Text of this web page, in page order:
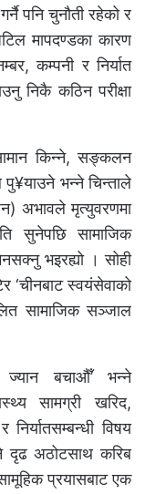
पनि चुनौती रहेको र
मापदण्डका कारण
कम्पनी र निर्यात
निकै कठिन परीक्षा
किन्ने, सङ्कलन
पु¥याउने भन्ने चिन्ताले
अभावले मृत्युवरणमा
सुनेपछि सामाजिक
भइरह्यो । सोही
‘चीनबाट स्वयंसेवाको
सामाजिक सञ्जाल
बचाऔँ’ भन्ने
सामग्री खरिद,
विषय
दृढ अठोटसाथ करिब
प्रयासबाट एक